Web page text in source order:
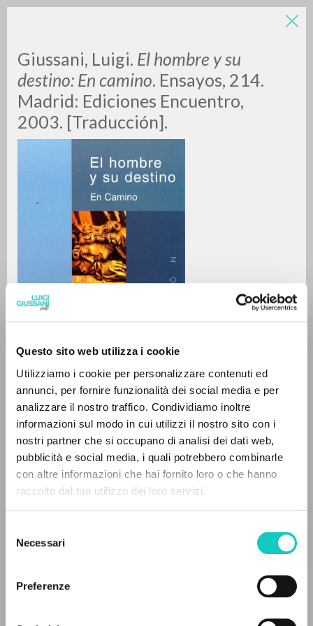
Questo sito web utilizza i cookie
Utilizziamo i cookie per personalizzare contenuti ed
annunci, per fornire funzionalità dei social media e per
analizzare il nostro traffico. Condividiamo inoltre
informazioni sul modo in cui utilizzi il nostro sito con i
nostri partner che si occupano di analisi dei dati web,
pubblicità e social media, i quali potrebbero combinarle
con altre informazioni che hai fornito loro o che hanno
raccolto dal tuo utilizzo dei loro servizi.
delNecessari
Preferenze
Giussani, Luigi. El hombre y su
destino: En camino. Ensayos, 214.
Madrid: Ediciones Encuentro,
2003. [Traducción].
Bicand EnriqueTranslator
Giussani CarmenTranslator
Giussani LuigiAuthor
Oriol José MiguelTranslator
Villar CristinaProof-reader
Spanish
LUIGI
GIUSSANI
0RESULTS FOUND
MORE RESULTS